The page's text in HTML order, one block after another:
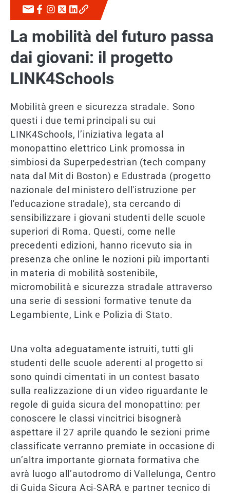
La mobilità del futuro passa
dai giovani: il progetto
LINK4Schools
Mobilità green e sicurezza stradale. Sono
questi i due temi principali su cui
LINK4Schools, l’iniziativa legata al
monopattino elettrico Link promossa in
simbiosi da Superpedestrian (tech company
nata dal Mit di Boston) e Edustrada (progetto
nazionale del ministero dell'istruzione per
l'educazione stradale), sta cercando di
sensibilizzare i giovani studenti delle scuole
superiori di Roma. Questi, come nelle
precedenti edizioni, hanno ricevuto sia in
presenza che online le nozioni più importanti
in materia di mobilità sostenibile,
micromobilità e sicurezza stradale attraverso
una serie di sessioni formative tenute da
Legambiente, Link e Polizia di Stato.
Una volta adeguatamente istruiti, tutti gli
studenti delle scuole aderenti al progetto si
sono quindi cimentati in un contest basato
sulla realizzazione di un video riguardante le
regole di guida sicura del monopattino: per
conoscere le classi vincitrici bisognerà
aspettare il 27 aprile quando le sezioni prime
classificate verranno premiate in occasione di
un’altra importante giornata formativa che
avrà luogo all’autodromo di Vallelunga, Centro
di Guida Sicura Aci-SARA e partner tecnico di